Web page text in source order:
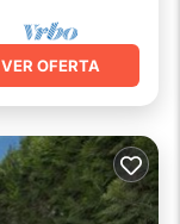
VER OFERTA